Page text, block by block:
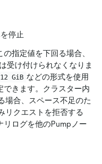
停止
指定値を下回る場合、
受け付けられなくなりま
12 GiB などの形式を使用
できます。クラスター内
場合、スペース不足のた
リクエストを拒否する
リログを他のPumpノー